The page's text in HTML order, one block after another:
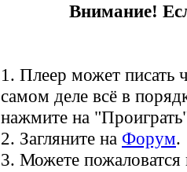
Внимание!
1. Плеер может писать
самом деле всё в
нажмите на
2. Загляните на Форум.
3. Можете